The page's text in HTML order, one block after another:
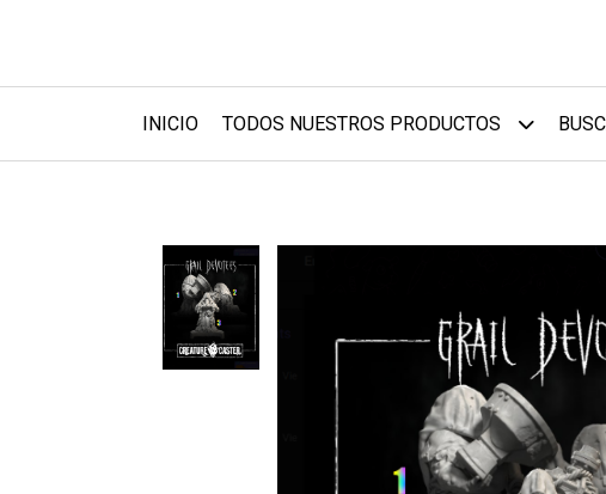
INICIO TODOS NUESTROS PRODUCTOS